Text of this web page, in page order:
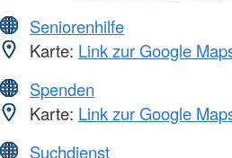
Seniorenhilfe
Karte: Link zur Google
Spenden
Karte: Link zur Google
Suchdienst